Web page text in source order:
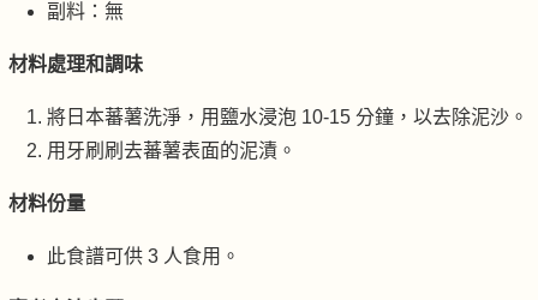
副料：無
材料處理和調味
將日本蕃薯洗淨，用鹽水浸泡 10-15 分鐘，以去除泥沙。
用牙刷刷去蕃薯表面的泥漬。
材料份量
此食譜可供 3 人食用。